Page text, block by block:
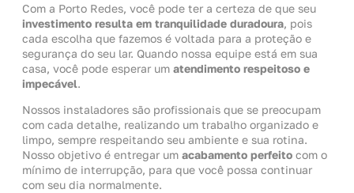
Com a Porto Redes, você pode ter a certeza de que seu
investimento resulta em tranquilidade duradoura, pois
cada escolha que fazemos é voltada para a proteção e
segurança do seu lar. Quando nossa equipe está em sua
casa, você pode esperar um atendimento respeitoso e
impecável.
Nossos instaladores são profissionais que se preocupam
com cada detalhe, realizando um trabalho organizado e
limpo, sempre respeitando seu ambiente e sua rotina.
Nosso objetivo é entregar um acabamento perfeito com o
mínimo de interrupção, para que você possa continuar
com seu dia normalmente.